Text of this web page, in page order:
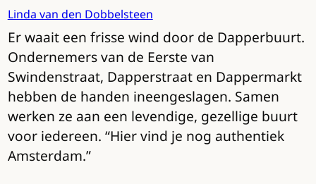
Linda van den Dobbelsteen
Er waait een frisse wind door de Dapperbuurt.
Ondernemers van de Eerste van
Swindenstraat, Dapperstraat en Dappermarkt
hebben de handen ineengeslagen. Samen
werken ze aan een levendige, gezellige buurt
voor iedereen. “Hier vind je nog authentiek
Amsterdam.”